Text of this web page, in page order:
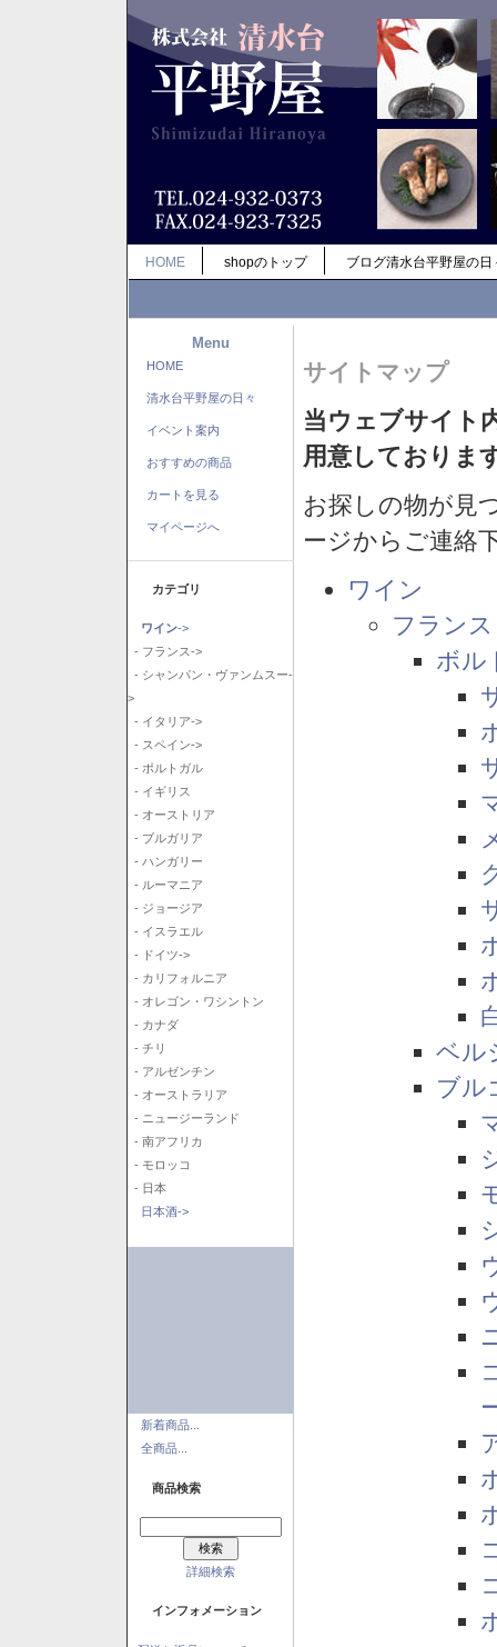
HOME shopのトップ ブログ清水台平野屋の日
Menu
HOME
清水台平野屋の日々
イベント案内
おすすめの商品
カートを見る
マイページへ
カテゴリ
ワイン->
- フランス->
- シャンパン・ヴァンムスー-
>
- イタリア->
- スペイン->
- ポルトガル
- イギリス
- オーストリア
- ブルガリア
- ハンガリー
- ルーマニア
- ジョージア
- イスラエル
- ドイツ->
- カリフォルニア
- オレゴン・ワシントン
- カナダ
- チリ
- アルゼンチン
- オーストラリア
- ニュージーランド
- 南アフリカ
- モロッコ
- 日本
日本酒->
新着商品...
全商品...
商品検索
詳細検索
インフォメーション
サイトマップ
当ウェブサイト
用意しておりま
お探しの物が見
ージからご連絡
ワイン
フランス
ボル
ベル
ブル